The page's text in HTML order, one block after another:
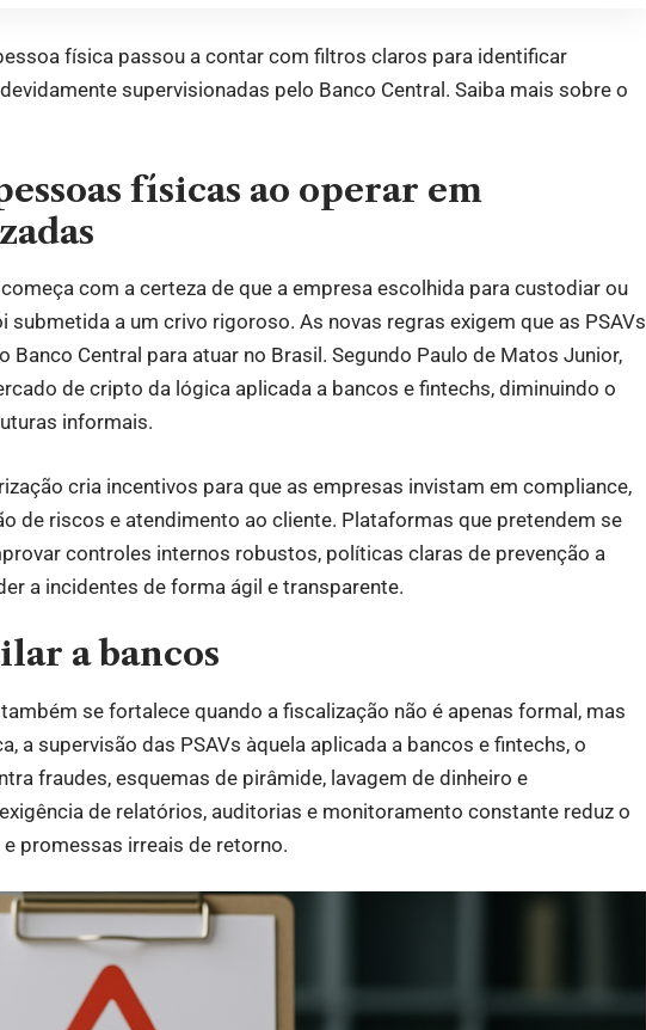
física passou a contar com filtros claros para identificar
supervisionadas pelo Banco Central. Saiba mais sobre o
físicas ao operar em
com a certeza de que a empresa escolhida para custodiar ou
a um crivo rigoroso. As novas regras exigem que as PSAVs
Central para atuar no Brasil. Segundo Paulo de Matos Junior,
de cripto da lógica aplicada a bancos e fintechs, diminuindo o
informais.
cria incentivos para que as empresas invistam em compliance,
de riscos e atendimento ao cliente. Plataformas que pretendem se
controles internos robustos, políticas claras de prevenção a
a incidentes de forma ágil e transparente.
a bancos
se fortalece quando a fiscalização não é apenas formal, mas
a supervisão das PSAVs àquela aplicada a bancos e fintechs, o
fraudes, esquemas de pirâmide, lavagem de dinheiro e
de relatórios, auditorias e monitoramento constante reduz o
promessas irreais de retorno.